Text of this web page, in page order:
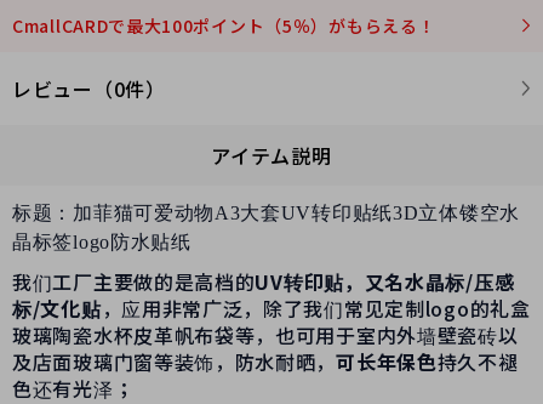
CmallCARDで最大100ポイント（5％）がもらえる！
レビュー（0件）
アイテム説明
标题：加菲猫可爱动物A3大套UV转印贴纸3D立体镂空水
晶标签logo防水贴纸
我们工厂主要做的是高档的UV转印贴，又名水晶标/压感
标/文化贴，应用非常广泛，除了我们常见定制logo的礼盒
玻璃陶瓷水杯皮革帆布袋等，也可用于室内外墙壁瓷砖以
及店面玻璃门窗等装饰，防水耐晒，可长年保色持久不褪
色还有光泽；